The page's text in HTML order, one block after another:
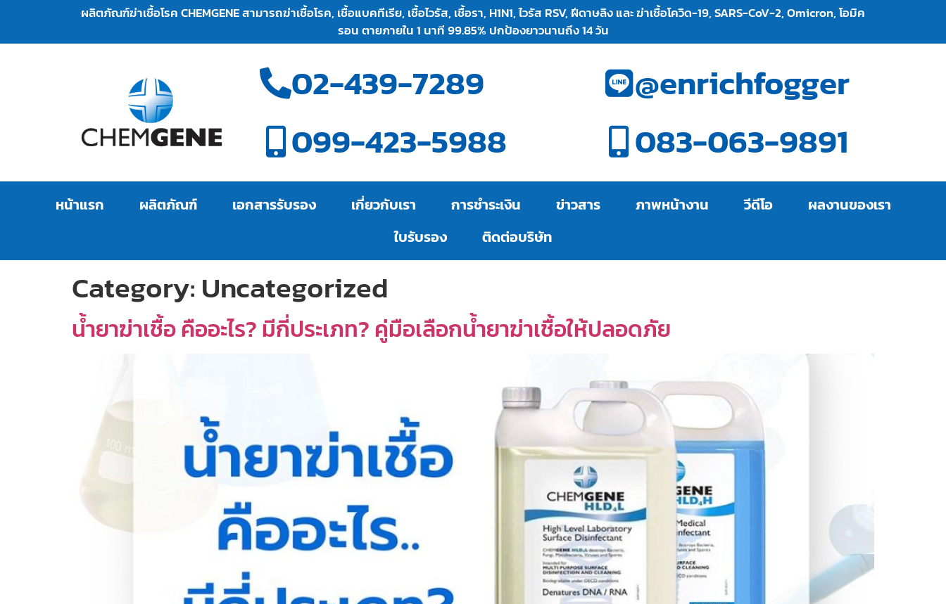
ผลิตภัณฑ์ฆ่าเชื้อโรค CHEMGENE สามารถฆ่าเชื้อโรค, เชื้อแบคทีเรีย, เชื้อไวรัส, เชื้อรา, H1N1, ไวรัส RSV, ฝีดาษลิง และ ฆ่าเชื้อโควิด-19, SARS-CoV-2, Omicron, โอมิค
รอน ตายภายใน 1 นาที 99.85% ปกป้องยาวนานถึง 14 วัน
02-439-7289
099-423-5988
@enrichfogger
083-063-9891
หน้าแรก ผลิตภัณฑ์ เอกสารรับรอง เกี่ยวกับเรา การชำระเงิน ข่าวสาร ภาพหน้างาน วีดีโอ
ผลงานของเรา
ใบรับรอง
ติดต่อบริษัท
Category: Uncategorized
น้ำยาฆ่าเชื้อ คืออะไร? มีกี่ประเภท? คู่มือเลือกน้ำยาฆ่าเชื้อให้ปลอดภัย